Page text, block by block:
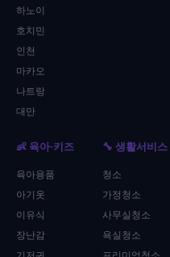
하노이
호치민
인천
마카오
나트랑
대만
👶 육아·키즈
육아용품
아기옷
이유식
장난감
🔧 생활서비스
청소
가정청소
사무실청소
욕실청소